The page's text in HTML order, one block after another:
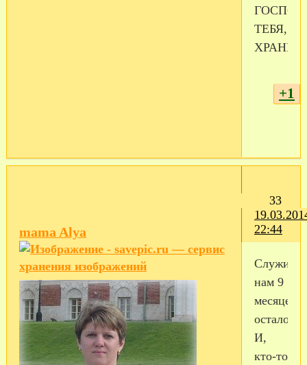
ТЕБЯ,
+1
33
22:44
mama Alya
Cлужить
нам 9
месяцев
осталось
И,
кто-то